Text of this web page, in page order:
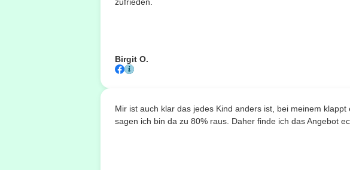
Birgit O.
Mir ist auch klar das jedes Kind anders ist, bei meinem
sagen ich bin da zu 80% raus. Daher finde ich das Angebot